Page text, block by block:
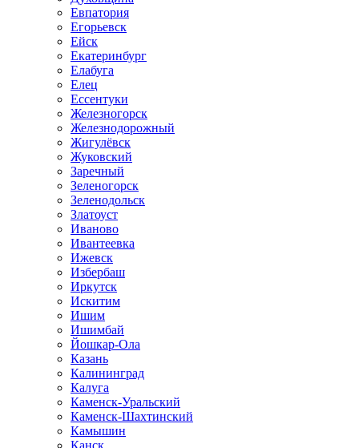
Евпатория
Егорьевск
Ейск
Екатеринбург
Елабуга
Елец
Ессентуки
Железногорск
Железнодорожный
Жигулёвск
Жуковский
Заречный
Зеленогорск
Зеленодольск
Златоуст
Иваново
Ивантеевка
Ижевск
Избербаш
Иркутск
Искитим
Ишим
Ишимбай
Йошкар-Ола
Казань
Калининград
Калуга
Каменск-Уральский
Каменск-Шахтинский
Камышин
Канск